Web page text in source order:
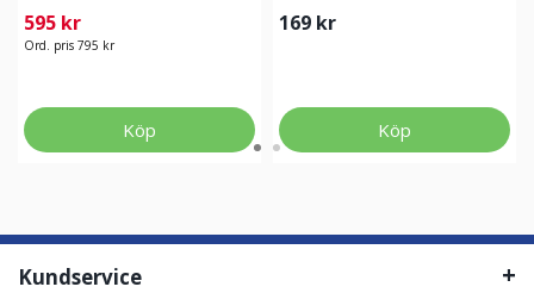
595 kr
Ord. pris 795 kr
Köp
169 kr
Köp
Kundservice